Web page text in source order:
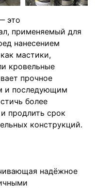
это
применяемый для
нанесением
мастики,
кровельные
прочное
и последующим
более
продлить срок
конструкций.
надёжное